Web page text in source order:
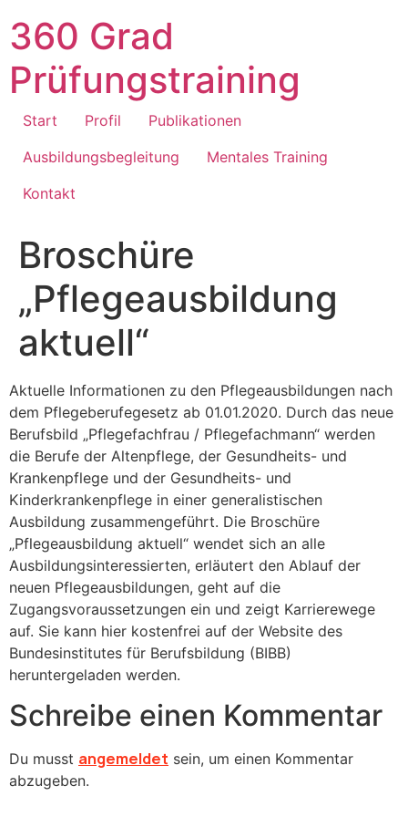
360 Grad
Prüfungstraining
Start Profil
Publikationen
Ausbildungsbegleitung
Mentales Training
Kontakt
Broschüre
„Pflegeausbildung
aktuell“
Aktuelle Informationen zu den Pflegeausbildungen nach
dem Pflegeberufegesetz ab 01.01.2020. Durch das neue
Berufsbild „Pflegefachfrau / Pflegefachmann“ werden
die Berufe der Altenpflege, der Gesundheits- und
Krankenpflege und der Gesundheits- und
Kinderkrankenpflege in einer generalistischen
Ausbildung zusammengeführt. Die Broschüre
„Pflegeausbildung aktuell“ wendet sich an alle
Ausbildungsinteressierten, erläutert den Ablauf der
neuen Pflegeausbildungen, geht auf die
Zugangsvoraussetzungen ein und zeigt Karrierewege
auf. Sie kann hier kostenfrei auf der Website des
Bundesinstitutes für Berufsbildung (BIBB)
heruntergeladen werden.
Schreibe einen Kommentar
Du musst angemeldet sein, um einen Kommentar
abzugeben.